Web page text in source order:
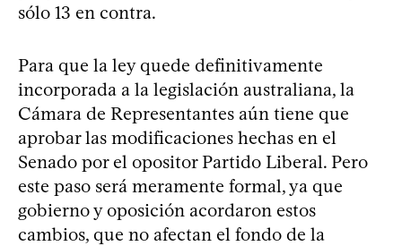
sólo 13 en contra.
Para que la ley quede definitivamente
incorporada a la legislación australiana, la
Cámara de Representantes aún tiene que
aprobar las modificaciones hechas en el
Senado por el opositor Partido Liberal. Pero
este paso será meramente formal, ya que
gobierno y oposición acordaron estos
cambios, que no afectan el fondo de la